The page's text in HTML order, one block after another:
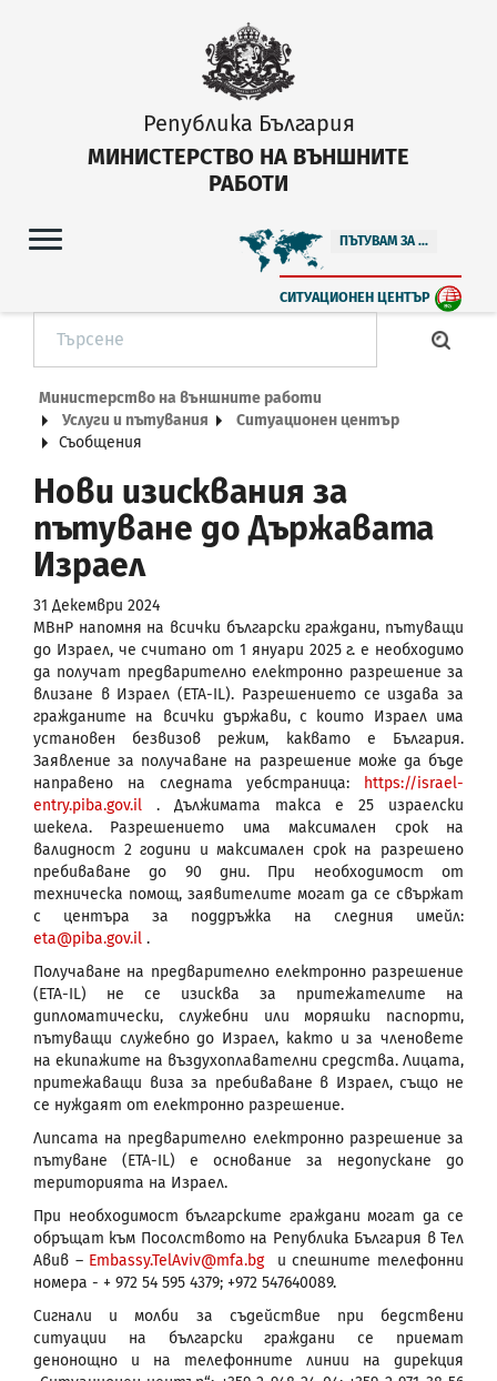
Република България
МИНИСТЕРСТВО НА ВЪНШНИТЕ
РАБОТИ
ПЪТУВАМ ЗА ...
СИТУАЦИОНЕН ЦЕНТЪР
Министерство на външните работи
Услуги и пътувания
Ситуационен център
Съобщения
Нови изисквания за
пътуване до Държавата
Израел
31 Декември 2024
МВнР напомня на всички български граждани, пътуващи
до Израел, че считано от 1 януари 2025 г. е необходимо
да получат предварително електронно разрешение за
влизане в Израел (ETA-IL). Разрешението се издава за
гражданите на всички държави, с които Израел има
установен безвизов режим, каквато е България.
Заявление за получаване на разрешение може да бъде
направено на следната уебстраница:
https://israel-
entry.piba.gov.il . Дължимата такса е 25 израелски
шекела. Разрешението има максимален срок на
валидност 2 години и максимален срок на разрешено
пребиваване до 90 дни. При необходимост от
техническа помощ, заявителите могат да се свържат
с центъра за поддръжка на следния имейл:
eta@piba.gov.il .
Получаване на предварително електронно разрешение
(ETA-IL) не се изисква за притежателите на
дипломатически, служебни или моряшки паспорти,
пътуващи служебно до Израел, както и за членовете
на екипажите на въздухоплавателни средства. Лицата,
притежаващи виза за пребиваване в Израел, също не
се нуждаят от електронно разрешение.
Липсата на предварително електронно разрешение за
пътуване (ETA-IL) е основание за недопускане до
територията на Израел.
При необходимост българските граждани могат да се
обръщат към Посолството на Република България в Тел
Авив – Embassy.TelAviv@mfa.bgи спешните телефонни
номера - + 972 54 595 4379; +972 547640089.
Сигнали и молби за съдействие при бедствени
ситуации на български граждани се приемат
денонощно и на телефонните линии на дирекция